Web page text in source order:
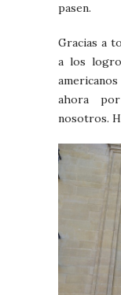
pasen.
Gracias a
a los
ahora
nosotros.